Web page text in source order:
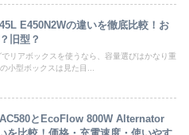
E450N2Wの違いを徹底比較！お
旧型？
リアボックスを使うなら、容量選びはかなり重
小型ボックスは見た目...
とEcoFlow 800W Alternator